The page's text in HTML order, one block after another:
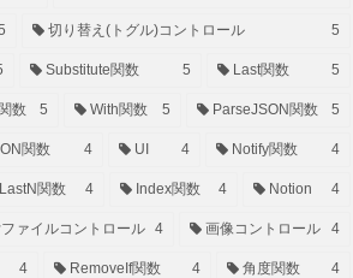
切り替え(トグル)コントロール 5
Substitute関数 5 Last関数 5
数 5 With関数 5 ParseJSON関数 5
関数 4 UI 4 Notify関数 4
関数 4 Index関数 4 Notion 4
ァイルコントロール 4 画像コントロール 4
4 RemoveIf関数 4 角度関数 4